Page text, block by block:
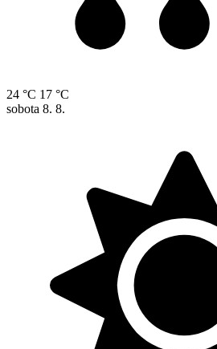
24 °C 17 °C
sobota 8. 8.